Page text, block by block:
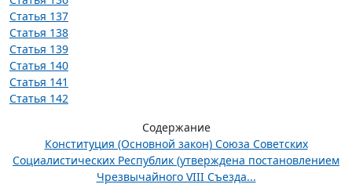
Статья 137
Статья 138
Статья 139
Статья 140
Статья 141
Статья 142
Содержание
Конституция (Основной закон) Союза Советских
Социалистических Республик (утверждена постановлением
Чрезвычайного VIII Съезда...